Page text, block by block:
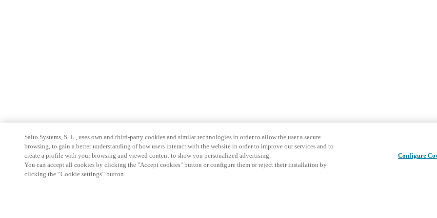
Salto Systems, S. L., uses own and third-party cookies and similar technologies in order to allow the user a secure
browsing, to gain a better understanding of how users interact with the website in order to improve our services and to
create a profile with your browsing and viewed content to show you personalized advertising.
You can accept all cookies by clicking the "Accept cookies" button or configure them or reject their installation by
clicking the “Cookie settings” button.
Configure